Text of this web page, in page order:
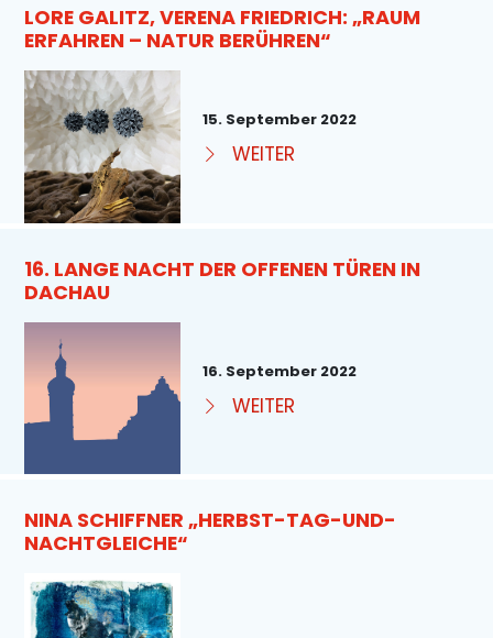
LORE GALITZ, VERENA FRIEDRICH: „RAUM
ERFAHREN – NATUR BERÜHREN“
15. September 2022
WEITER
16. LANGE NACHT DER OFFENEN TÜREN IN
DACHAU
16. September 2022
WEITER
NINA SCHIFFNER „HERBST-TAG-UND-
NACHTGLEICHE“